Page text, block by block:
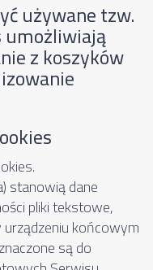
używane tzw.
umożliwiają
z koszyków
stanowią dane
pliki tekstowe,
końcowym
są do